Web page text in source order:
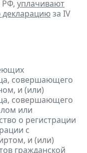
уплачивают
декларациюза IV
совершающего
и (или)
совершающего
или
о регистрации
с
и (или)
гражданской